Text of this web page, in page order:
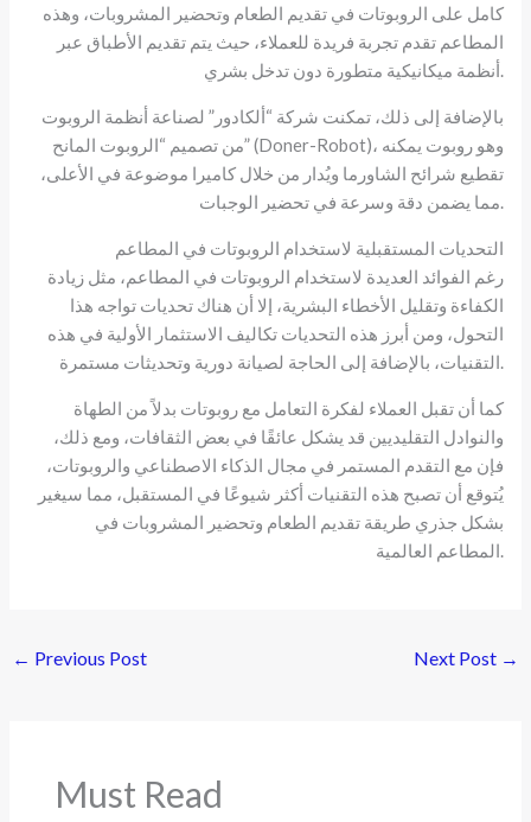
كامل على الروبوتات في تقديم الطعام وتحضير المشروبات، وهذه
المطاعم تقدم تجربة فريدة للعملاء، حيث يتم تقديم الأطباق عبر
أنظمة ميكانيكية متطورة دون تدخل بشري.
بالإضافة إلى ذلك، تمكنت شركة “ألكادور” لصناعة أنظمة الروبوت
من تصميم “الروبوت المانح” (Doner-Robot)، وهو روبوت يمكنه
تقطيع شرائح الشاورما ويُدار من خلال كاميرا موضوعة في الأعلى،
مما يضمن دقة وسرعة في تحضير الوجبات.
التحديات المستقبلية لاستخدام الروبوتات في المطاعم
رغم الفوائد العديدة لاستخدام الروبوتات في المطاعم، مثل زيادة
الكفاءة وتقليل الأخطاء البشرية، إلا أن هناك تحديات تواجه هذا
التحول، ومن أبرز هذه التحديات تكاليف الاستثمار الأولية في هذه
التقنيات، بالإضافة إلى الحاجة لصيانة دورية وتحديثات مستمرة.
كما أن تقبل العملاء لفكرة التعامل مع روبوتات بدلاً من الطهاة
والنوادل التقليديين قد يشكل عائقًا في بعض الثقافات، ومع ذلك،
فإن مع التقدم المستمر في مجال الذكاء الاصطناعي والروبوتات،
يُتوقع أن تصبح هذه التقنيات أكثر شيوعًا في المستقبل، مما سيغير
بشكل جذري طريقة تقديم الطعام وتحضير المشروبات في
المطاعم العالمية.
← Previous Post Next Post →
Must Read